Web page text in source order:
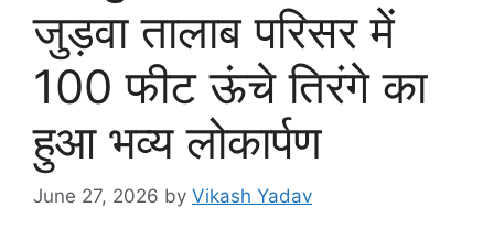
जुड़वा तालाब परिसर में
100 फीट ऊंचे तिरंगे का
हुआ भव्य लोकार्पण
June 27, 2026 by Vikash Yadav